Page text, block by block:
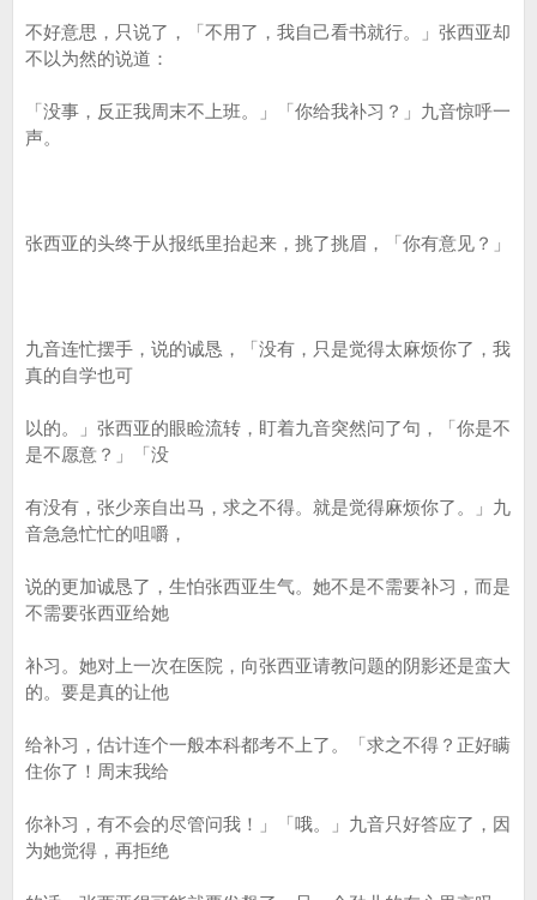
不好意思，只说了，「不用了，我自己看书就行。」张西亚却
不以为然的说道：
「没事，反正我周末不上班。」「你给我补习？」九音惊呼一
声。
张西亚的头终于从报纸里抬起来，挑了挑眉，「你有意见？」
九音连忙摆手，说的诚恳，「没有，只是觉得太麻烦你了，我
真的自学也可
以的。」张西亚的眼睑流转，盯着九音突然问了句，「你是不
是不愿意？」「没
有没有，张少亲自出马，求之不得。就是觉得麻烦你了。」九
音急急忙忙的咀嚼，
说的更加诚恳了，生怕张西亚生气。她不是不需要补习，而是
不需要张西亚给她
补习。她对上一次在医院，向张西亚请教问题的阴影还是蛮大
的。要是真的让他
给补习，估计连个一般本科都考不上了。「求之不得？正好瞒
住你了！周末我给
你补习，有不会的尽管问我！」「哦。」九音只好答应了，因
为她觉得，再拒绝